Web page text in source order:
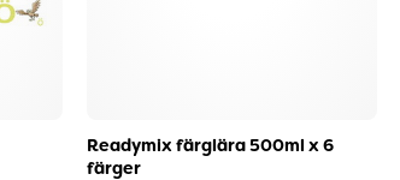
Readymix färglära 500ml x 6
färger